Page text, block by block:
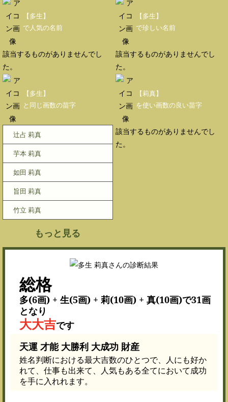
【多生】
で人気の名前
該当するものがありませんでし
た。
【多生】
で珍しい名前
該当するものがありませんでし
た。
【多生】
と同じ画数の苗字
辻占 莉真
芋本 莉真
如田 莉真
旨田 莉真
竹立 莉真
もっと見る
【莉真】
を使い画数の良い苗字
該当するものがありませんでし
た。
総格
多(6画) + 生(5画) + 莉(10画) + 真(10画)で31画
となり
大大吉です
天運 才能 大勝利 大成功 財産
姓名判断における最大吉数のひとつで、人にも好か
れて、仕事も出来て、人気もある全てにおいて成功
を手に入れれます。